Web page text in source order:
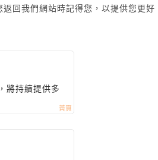
回我們網站時記得您，以提供您更好
將持續提供多